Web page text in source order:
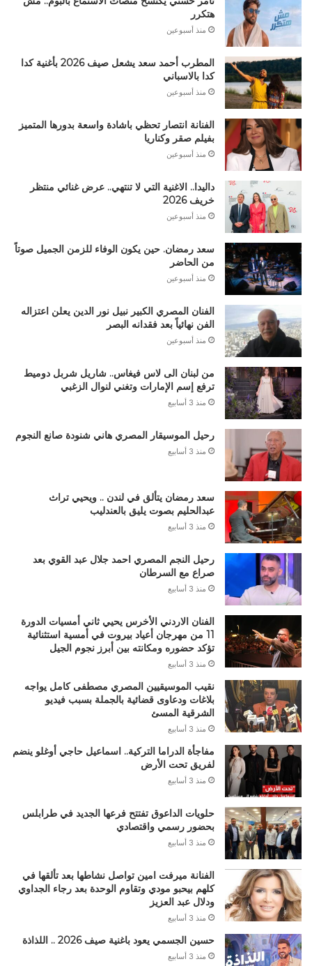
هتكرر
منذ أسبوعين
المطرب أحمد سعد يشعل صيف 2026 بأغنية كدا
كدا بالاسباني
منذ أسبوعين
الفنانة انتصار تحظي باشادة واسعة بدورها المتميز
بفيلم صقر وكناريا
منذ أسبوعين
داليدا.. الاغنية التي لا تنتهي.. عرض غنائي منتظر
خريف 2026
منذ أسبوعين
سعد رمضان. حين يكون الوفاء للزمن الجميل صوتاً
من الحاضر
منذ أسبوعين
الفنان المصري الكبير نبيل نور الدين يعلن اعتزاله
الفن نهائياً بعد فقدانه البصر
منذ أسبوعين
من لبنان الى لاس فيغاس.. شاريل شربل دوميط
ترفع إسم الإمارات وتغني لنوال الزغبي
منذ 3 أسابيع
رحيل الموسيقار المصري هاني شنودة صانع النجوم
منذ 3 أسابيع
سعد رمضان يتألق في لندن .. ويحيي تراث
عبدالحليم بصوت يليق بالعندليب
منذ 3 أسابيع
رحيل النجم المصري احمد جلال عبد القوي بعد
صراع مع السرطان
منذ 3 أسابيع
الفنان الاردني الأخرس يحيي ثاني أمسيات الدورة
11 من مهرجان أعياد بيروت في أمسية استثنائية
تؤكد حضوره ومكانته بين أبرز نجوم الجيل
منذ 3 أسابيع
نقيب الموسيقيين المصري مصطفى كامل يواجه
بلاغات ودعاوى قضائية بالجملة بسبب فيديو
الشرقية المسئ
منذ 3 أسابيع
مفاجأة الدراما التركية.. اسماعيل حاجي أوغلو ينضم
لفريق تحت الأرض
منذ 3 أسابيع
حلويات الداعوق تفتتح فرعها الجديد في طرابلس
بحضور رسمي واقتصادي
منذ 3 أسابيع
الفنانة ميرفت امين تواصل نشاطها بعد تألقها في
كلهم بيحبو مودي وتقاوم الوحدة بعد رجاء الجداوي
ودلال عبد العزيز
منذ 3 أسابيع
حسين الجسمي يعود باغنية صيف 2026 .. اللذاذة
منذ 3 أسابيع